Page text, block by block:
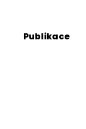
Publikace